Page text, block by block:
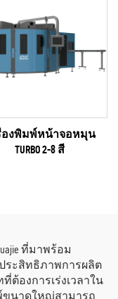
องพิมพ์หน้าจอหมุน
TURBO 2-8 สี
ที่มาพร้อม
ระสิทธิภาพการผลิต
ต้องการเร่งเวลาใน
นาดใหญ่สามารถ